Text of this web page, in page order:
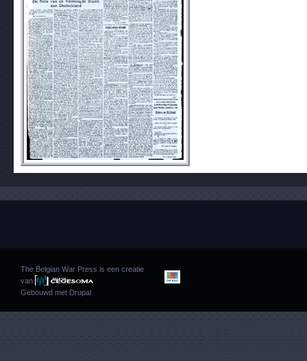
The Belgian War Press is een creatie
van
Gebouwd met Drupal